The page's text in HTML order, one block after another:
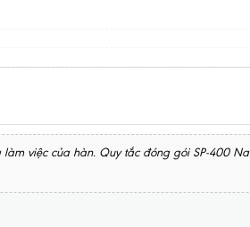
việc của hàn. Quy tắc đóng gói SP-400